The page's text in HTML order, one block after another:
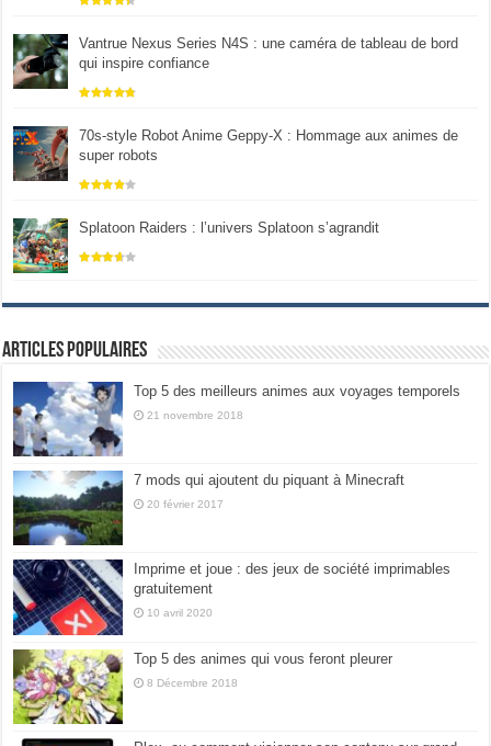
Vantrue Nexus Series N4S : une caméra de tableau de bord
qui inspire confiance
70s-style Robot Anime Geppy-X : Hommage aux animes de
super robots
Splatoon Raiders : l’univers Splatoon s’agrandit
Articles populaires
Top 5 des meilleurs animes aux voyages temporels
21 novembre 2018
7 mods qui ajoutent du piquant à Minecraft
20 février 2017
Imprime et joue : des jeux de société imprimables
gratuitement
10 avril 2020
Top 5 des animes qui vous feront pleurer
8 Décembre 2018